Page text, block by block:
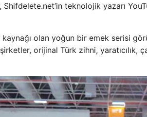
Shifdelete.net’in teknolojik yazarı
olan yoğun bir emek serisi
orijinal Türk zihni, yaratıcılık,